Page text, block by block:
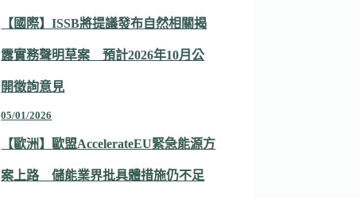
【國際】ISSB將提議發布自然相關揭
露實務聲明草案 預計2026年10月公
開徵詢意見
05/01/2026
【歐洲】歐盟AccelerateEU緊急能源方
案上路 儲能業界批具體措施仍不足